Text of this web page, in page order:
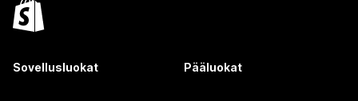
Sovellusluokat Pääluokat